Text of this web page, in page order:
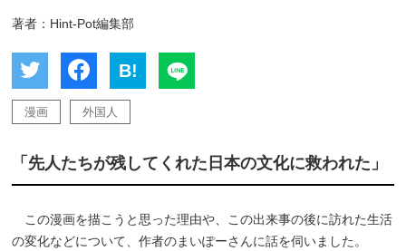
著者：Hint-Pot編集部
B!
漫画 外国人
「先人たちが残してくれた日本の文化に救われた」
この漫画を描こうと思った理由や、この出来事の後に訪れた生活
の変化などについて、作者のまいぽーさんに話を伺いました。